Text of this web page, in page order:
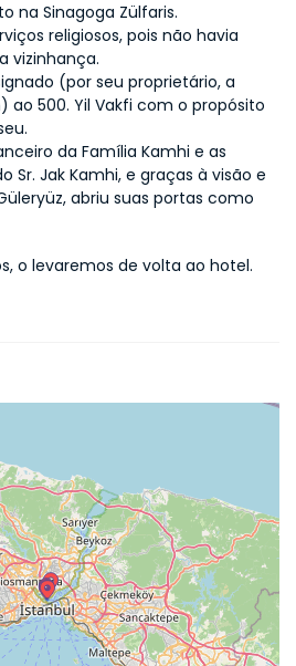
na Sinagoga Zülfaris.
religiosos, pois não havia
vizinhança.
(por seu proprietário, a
ao 500. Yil Vakfi com o propósito
da Família Kamhi e as
Sr. Jak Kamhi, e graças à visão e
abriu suas portas como
o levaremos de volta ao hotel.